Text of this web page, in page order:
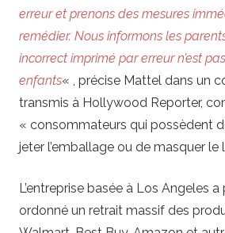
erreur et prenons des mesures
remédier. Nous informons les
incorrect imprimé par erreur n’est
enfants« , précise Mattel dans un
transmis à Hollywood Reporter,
« consommateurs qui possèdent
jeter l’emballage ou de masquer le
L’entreprise basée à Los Angeles a
ordonné un retrait massif des